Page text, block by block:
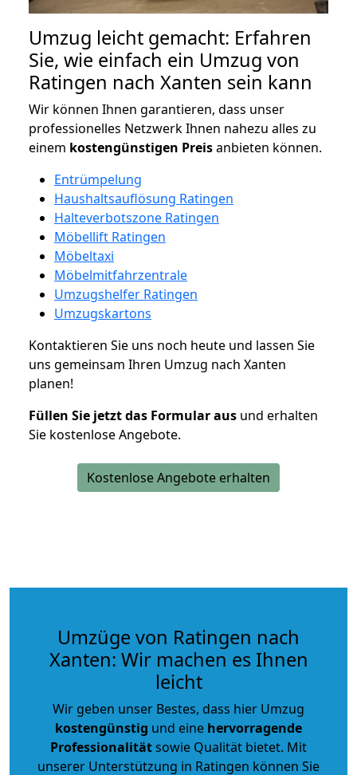
Umzug leicht gemacht: Erfahren
Sie, wie einfach ein Umzug von
Ratingen nach Xanten sein kann
Wir können Ihnen garantieren, dass unser
professionelles Netzwerk Ihnen nahezu alles zu
einem kostengünstigen Preisanbieten können.
Entrümpelung
Haushaltsauflösung Ratingen
Halteverbotszone Ratingen
Möbellift Ratingen
Möbeltaxi
Möbelmitfahrzentrale
Umzugshelfer Ratingen
Umzugskartons
Kontaktieren Sie uns noch heute und lassen Sie
uns gemeinsam Ihren Umzug nach Xanten
planen!
Füllen Sie jetzt das Formular aus und erhalten
Sie kostenlose Angebote.
Kostenlose Angebote erhalten
Umzüge von Ratingen nach
Xanten: Wir machen es Ihnen
leicht
Wir geben unser Bestes, dass hier Umzug
kostengünstig und eine hervorragende
Professionalitätsowie Qualität bietet. Mit
unserer Unterstützung in Ratingen können Sie